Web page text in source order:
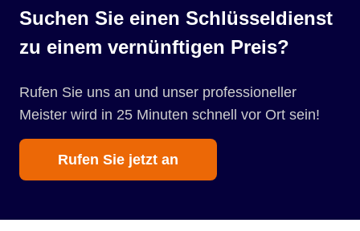
Suchen Sie einen Schlüsseldienst
zu einem vernünftigen Preis?
Rufen Sie uns an und unser professioneller
Meister wird in 25 Minuten schnell vor Ort sein!
Rufen Sie jetzt an